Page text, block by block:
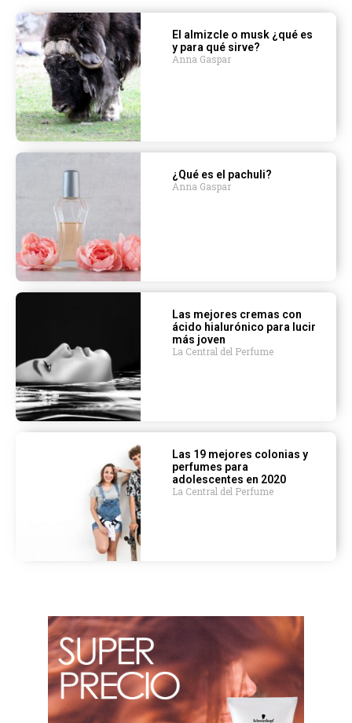
El almizcle o musk ¿qué es
y para qué sirve?
Anna Gaspar
¿Qué es el pachuli?
Anna Gaspar
Las mejores cremas con
ácido hialurónico para lucir
más joven
La Central del Perfume
Las 19 mejores colonias y
perfumes para
adolescentes en 2020
La Central del Perfume